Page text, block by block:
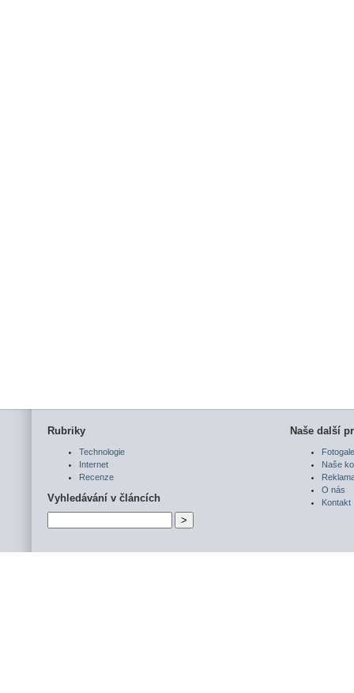
Rubriky
Technologie
Internet
Recenze
Vyhledávání v článcích
Naše další
Naše
O nás
Kontakt